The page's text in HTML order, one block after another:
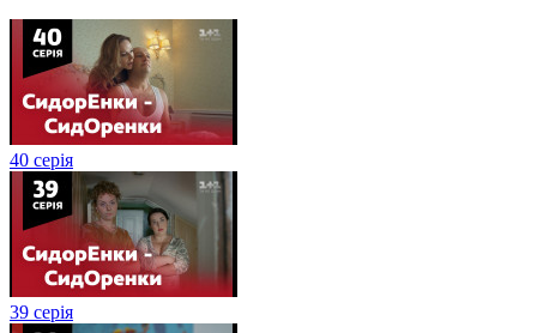
40 серія
39 серія